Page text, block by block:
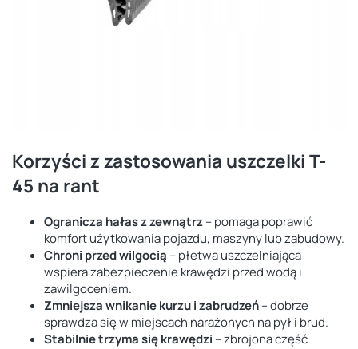
Korzyści z zastosowania uszczelki T-
45 na rant
Ogranicza hałas z zewnątrz– pomaga poprawić
komfort użytkowania pojazdu, maszyny lub zabudowy.
Chroni przed wilgocią – płetwa uszczelniająca
wspiera zabezpieczenie krawędzi przed wodą i
zawilgoceniem.
Zmniejsza wnikanie kurzu i zabrudzeń– dobrze
sprawdza się w miejscach narażonych na pył i brud.
Stabilnie trzyma się krawędzi – zbrojona część